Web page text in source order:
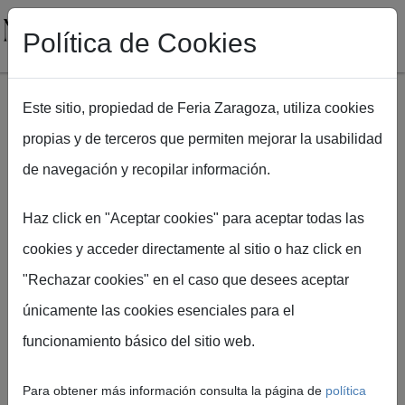
Pasar al contenido principal
Formularios
de Servicios
Política de Cookies
Este sitio, propiedad de Feria Zaragoza, utiliza cookies
propias y de terceros que permiten mejorar la usabilidad
de navegación y recopilar información.
Haz click en "Aceptar cookies" para aceptar todas las
cookies y acceder directamente al sitio o haz click en
"Rechazar cookies" en el caso que desees aceptar
únicamente las cookies esenciales para el
funcionamiento básico del sitio web.
Para obtener más información consulta la página de política